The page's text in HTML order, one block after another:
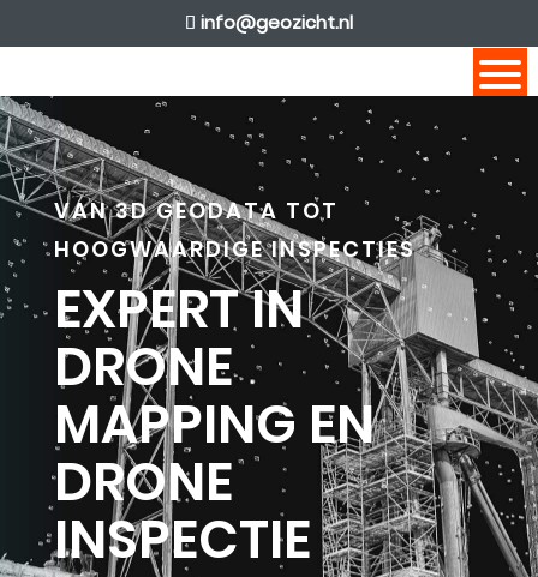
info@geozicht.nl
VAN 3D GEODATA TOT
HOOGWAARDIGE INSPECTIES
EXPERT IN
DRONE
MAPPING EN
DRONE
INSPECTIE